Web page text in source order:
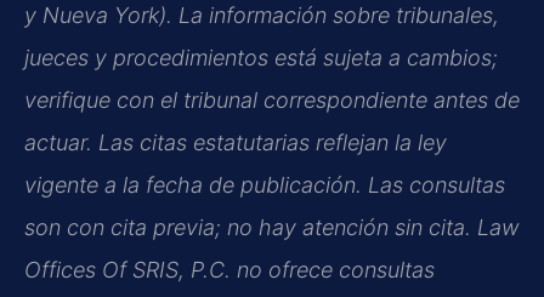
y Nueva York). La información sobre tribunales,
jueces y procedimientos está sujeta a cambios;
verifique con el tribunal correspondiente antes de
actuar. Las citas estatutarias reflejan la ley
vigente a la fecha de publicación. Las consultas
son con cita previa; no hay atención sin cita. Law
Offices Of SRIS, P.C. no ofrece consultas